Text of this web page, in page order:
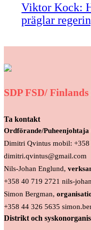
Viktor Kock:
präglar
SDP FSD/
Ta kontakt
Ordförande/Puheenjohtaja
Dimitri Qvintus mobil: +358
dimitri.qvintus@gmail.com
Nils-Johan Englund,
+358 40 719 2721 nils-
Simon Bergman,
+358 44 326 5635
Distrikt och